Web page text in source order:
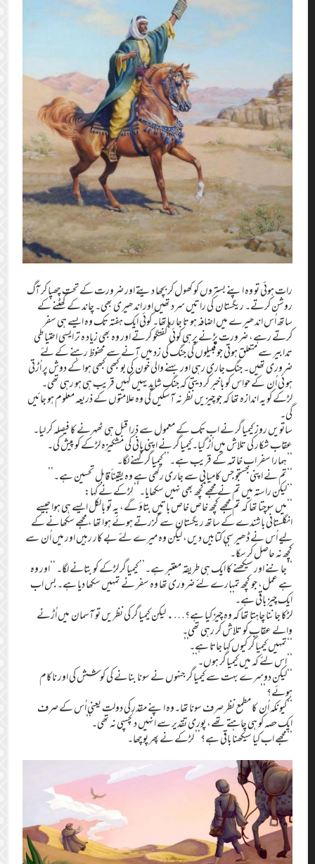
رات ہوئی تو وہ اپنے بستروں کو کھول کر بچھا دیتے اور ضرورت کے تحت چھپا کر آگ
روشن کرتے۔ ریگستان کی راتیں سرد تھیں اور اندھیری بھی۔ چاند کے گھٹنے کے
ساتھ اُس اندھیرے میں اضافہ ہو تا جا رہا تھا۔ کوئی ایک ہفتہ تک وہ ایسے ہی سفر
کرتے رہے، ضرورت پڑنے پرہی کوئی گفتگو کرتے اور وہ بھی زیاد ہ تر ایسی احتیاطی
تدابیر سے متعلق ہوتی جو قبیلوں کی جنگ کی زد میں آنے سے محفوظ رہنے کے لئے
ضروری تھیں۔ جنگ جاری رہی اور بہنے والی خون کی بو کبھی کبھی ہوا کے دوش پر اُڑتی
ہو ئی اُن کے حواس کو باخبر کر دیتی کہ جنگ شاید یہیں کہیں قریب ہی ہو رہی تھی۔
لڑکے کو یہ اندازہ تھا کہ جو چیزیں نظر نہ آسکیں گی وہ علامتوں کے ذریعہ معلوم ہو جائیں
گی۔
ساتویں روز کیمیاگر نے اب تک کے معمول سے ذرا قبل ہی ٹھہرنے کا فیصلہ کر لیا۔
عقاب شکار کی تلاش میں اُڑ گیا۔کیمیاگر نے اپنی پانی کی مشکیزہ لڑکے کو پیش کی۔
‘‘ہمارا سفر اب خاتمہ کے قریب ہے۔’’ کیمیاگر کہنے لگا۔
‘‘تم نے اپنی جستجو جس کامیابی سے جاری رکھی ہے وہ یقیناً قابلِ تحسین ہے۔’’
‘‘لیکن راستہ میں تم نے مجھے کچھ بھی نہیں سکھایا۔’’ لڑکے نے کہا:
‘‘میں سوچتا تھا کہ تم مجھے کچھ خاص خاص باتیں بتاؤ گے، یہ تو بالکل ایسے ہی ہوا جیسے
انگلستانی باشندے کے ساتھ ریگستان سے گزرتے ہوئے ہوا تھا ، مجھے سکھانے کے
لیے اُس نے ڈھیر سی کتابیں دیں، لیکن وہ میرے لئے بے کار رہیں اور میں اُن سے
کچھ نہ حاصل کر سکا۔’’
‘‘جاننے اور سیکھنے کا ایک ہی طریقہ معتبر ہے۔’’ کیمیاگر لڑکے کو بتانے لگا۔ ‘‘اور وہ
ہے عمل، جو کچھ تمہارے لئے ضروری تھا وہ سفر نے تمہیں سکھا دیا ہے۔ بس اب
ایک چیز باقی ہے۔’’
لڑکا جاننا چاہتا تھا کہ وہ چیز کیا ہے؟…. لیکن کیمیاگر کی نظریں تو آسمان میں اُڑنے
والے عقاب کو تلاش کر رہی تھی۔
‘‘تمہیں کیمیاگر کیوں کہا جاتا ہے۔’’
‘‘اِس لئے کہ میں کیمیاگر ہوں۔’’
‘‘لیکن دوسرے بہت سے کیمیاگر جنہوں نے سونا بنانے کی کوشش کی اور ناکام
ہوئے؟ ’’
‘‘کیونکہ اُن کا مطمع نظر صرف سونا تھا۔وہ اپنے مقدّر کی دولت یعنی اُس کے صرف
ایک حصہ کو ہی چاہتے تھے، پوری تقدیر سے انہیں دلچسپی نہ تھی۔’’
‘‘مجھے اب کیا سیکھنا باقی ہے؟’’ لڑکے نے پھر پوچھا۔